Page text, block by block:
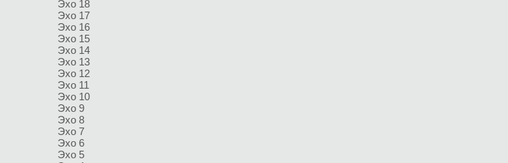
Эхо 18
Эхо 17
Эхо 16
Эхо 15
Эхо 14
Эхо 13
Эхо 12
Эхо 11
Эхо 10
Эхо 9
Эхо 8
Эхо 7
Эхо 6
Эхо 5